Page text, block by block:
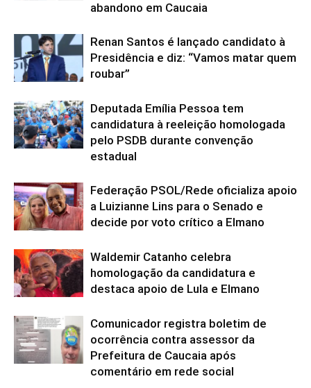
abandono em Caucaia
Renan Santos é lançado candidato à
Presidência e diz: “Vamos matar quem
roubar”
Deputada Emília Pessoa tem
candidatura à reeleição homologada
pelo PSDB durante convenção
estadual
Federação PSOL/Rede oficializa apoio
a Luizianne Lins para o Senado e
decide por voto crítico a Elmano
Waldemir Catanho celebra
homologação da candidatura e
destaca apoio de Lula e Elmano
Comunicador registra boletim de
ocorrência contra assessor da
Prefeitura de Caucaia após
comentário em rede social